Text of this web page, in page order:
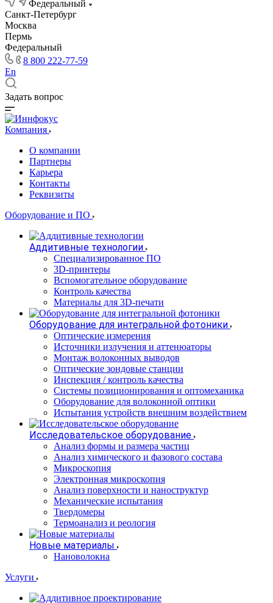
Федеральный
Санкт-Петербург
Москва
Пермь
Федеральный
8 800 222-77-59
En
Задать вопрос
Компания
О компании
Партнеры
Карьера
Контакты
Реквизиты
Оборудование и ПО
Аддитивные технологии
Специализированное ПО
3D-принтеры
Вспомогательное оборудование
Контроль качества
Материалы для 3D-печати
Оборудование для интегральной фотоники
Оптические измерения
Источники излучения и аттенюаторы
Монтаж волоконных выводов
Оптические зондовые станции
Инспекция / контроль качества
Системы позиционирования и оптомеханика
Оборудование для волоконной оптики
Испытания устройств внешним воздействием
Исследовательское оборудование
Анализ формы и размера частиц
Анализ химического и фазового состава
Микроскопия
Электронная микроскопия
Анализ поверхности и наноструктур
Механические испытания
Твердомеры
Термоанализ и реология
Новые материалы
Нановолокна
Услуги